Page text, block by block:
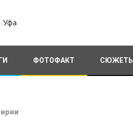
Уфа
ФОТОФАКТ СЮЖЕТЫ